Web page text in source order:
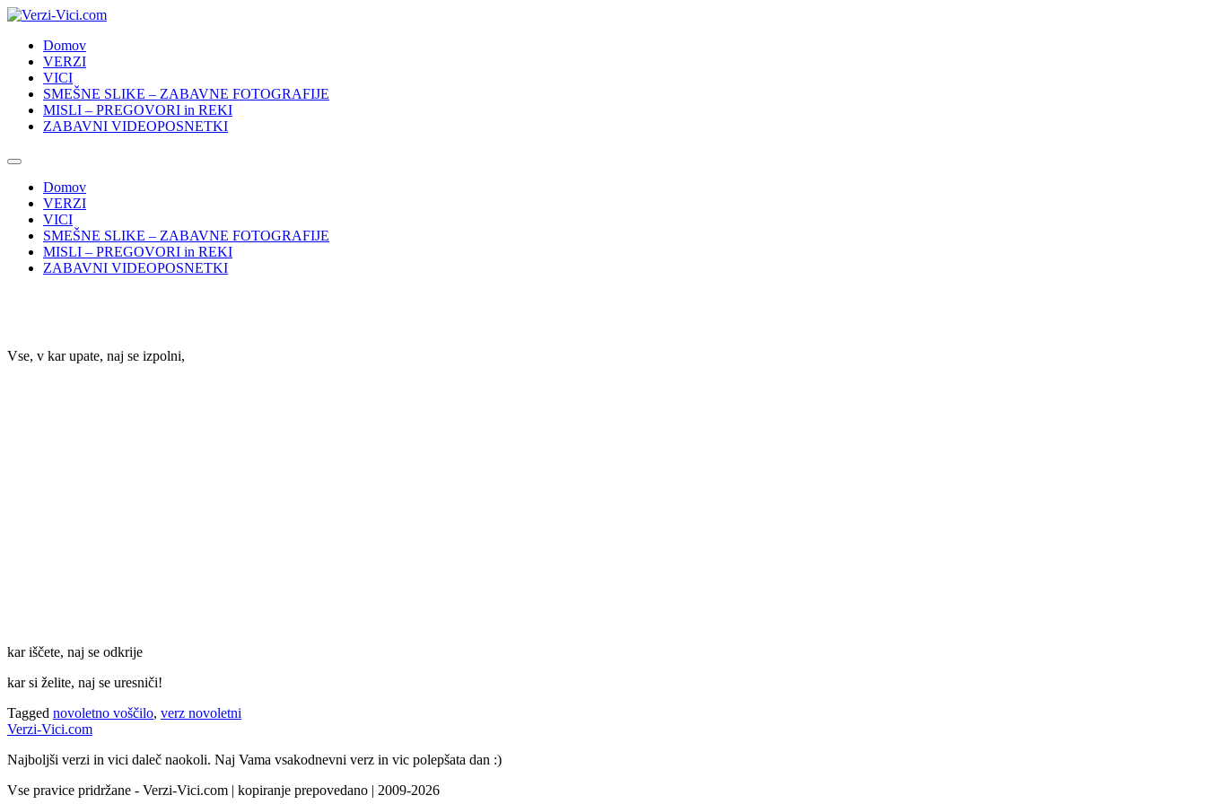
Skip
contentDomov
VERZI
VICI
SMEŠNE SLIKE – ZABAVNE FOTOGRAFIJE
MISLI – PREGOVORI in REKI
ZABAVNI VIDEOPOSNETKI
Domov
VERZI
VICI
SMEŠNE SLIKE – ZABAVNE FOTOGRAFIJE
MISLI – PREGOVORI in REKI
ZABAVNI VIDEOPOSNETKI
Vse, v kar upate, naj se izpolni,
kar iščete, naj se odkrije
kar si želite, naj se uresniči!
Tagged novoletno voščilo, verz novoletni
Verzi-Vici.com
Najboljši verzi in vici daleč naokoli. Naj Vama vsakodnevni verz in vic polepšata dan :)
Vse pravice pridržane - Verzi-Vici.com | kopiranje prepovedano | 2009-2026